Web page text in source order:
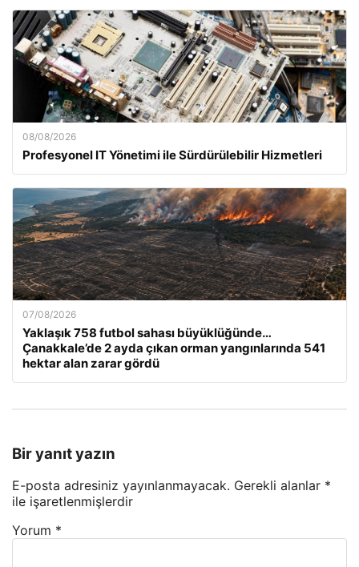
08/08/2026
Profesyonel IT Yönetimi ile Sürdürülebilir Hizmetleri
07/08/2026
Yaklaşık 758 futbol sahası büyüklüğünde…
Çanakkale’de 2 ayda çıkan orman yangınlarında 541
hektar alan zarar gördü
Bir yanıt yazın
E-posta adresiniz yayınlanmayacak. Gerekli alanlar *
ile işaretlenmişlerdir
Yorum *